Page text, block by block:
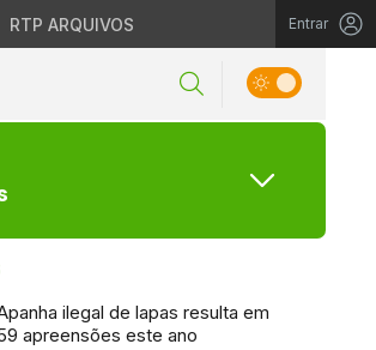
RTP ARQUIVOS Entrar
ilegal de lapas resulta em
apreensões este ano